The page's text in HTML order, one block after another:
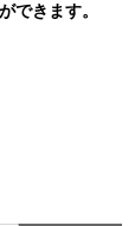
できます。